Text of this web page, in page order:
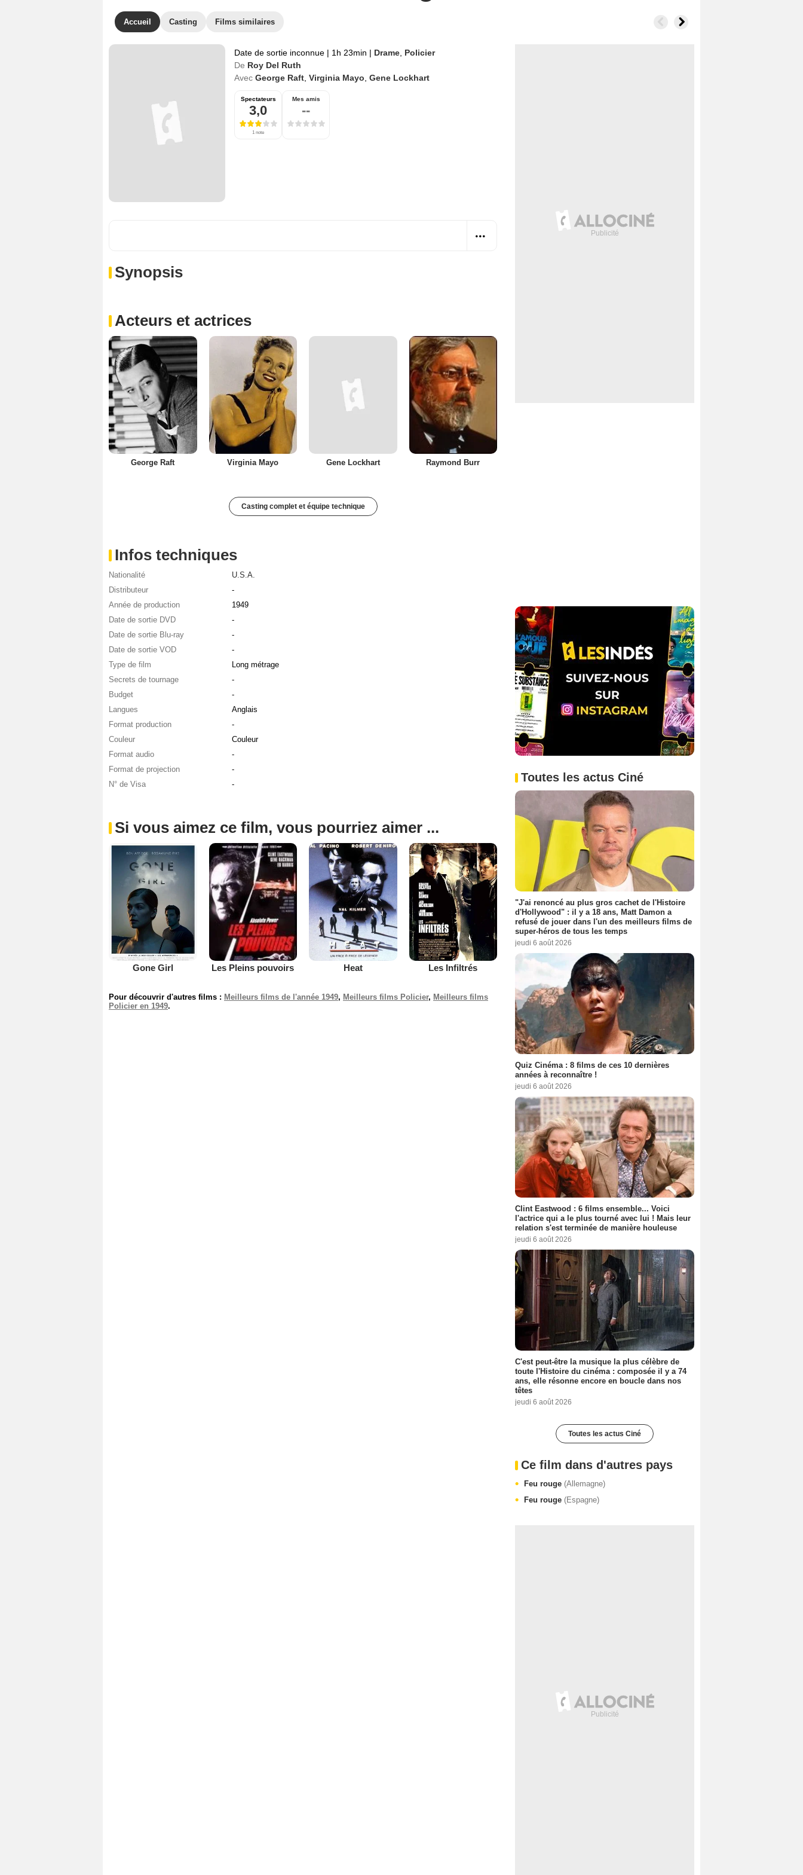
Accueil Casting Films similaires
Date de sortie inconnue | 1h 23min | Drame Policier
De Roy Del Ruth
Avec George Raft Virginia Mayo Gene Lockhart
Spectateurs
3,0
1 note
Mes amis
--
Synopsis
Acteurs et actrices
George Raft Virginia Mayo Gene Lockhart Raymond Burr
Casting complet et équipe technique
Infos techniques
Nationalité
U.S.A.
Distributeur
-
Année de production
1949
Date de sortie DVD
-
Date de sortie Blu-ray
-
Date de sortie VOD
-
Type de film
Long métrage
Secrets de tournage
-
Budget
-
Langues
Anglais
Format production
-
Couleur
Couleur
Format audio
-
Format de projection
-
N° de Visa
-
Si vous aimez ce film, vous pourriez aimer ...
Gone Girl Les Pleins pouvoirs Heat Les Infiltrés
Pour découvrir d'autres films : Meilleurs films de l'année 1949, Meilleurs films Policier, Meilleurs films
Policier en 1949.
Toutes les actus Ciné
"J'ai renoncé au plus gros cachet de l'Histoire
d'Hollywood" : il y a 18 ans, Matt Damon a
refusé de jouer dans l'un des meilleurs films de
super-héros de tous les temps
jeudi 6 août 2026
Quiz Cinéma : 8 films de ces 10 dernières
années à reconnaître !
jeudi 6 août 2026
Clint Eastwood : 6 films ensemble... Voici
l'actrice qui a le plus tourné avec lui ! Mais leur
relation s'est terminée de manière houleuse
jeudi 6 août 2026
C'est peut-être la musique la plus célèbre de
toute l'Histoire du cinéma : composée il y a 74
ans, elle résonne encore en boucle dans nos
têtes
jeudi 6 août 2026
Toutes les actus Ciné
Ce film dans d'autres pays
Feu rouge (Allemagne)
Feu rouge (Espagne)